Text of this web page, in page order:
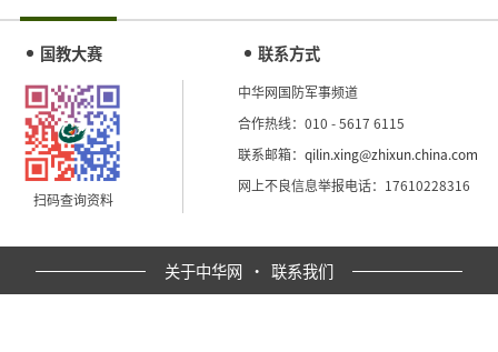
国教大赛
扫码查询资料
联系方式
中华网国防军事频道
合作热线：010 - 5617 6115
联系邮箱：qilin.xing@zhixun.china.com
网上不良信息举报电话：17610228316
关于中华网 · 联系我们